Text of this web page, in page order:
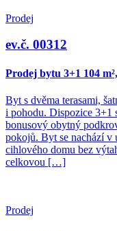
Prodej
ev.č. 00312
Prodej bytu 3+1 104
Byt s dvěma terasami,
i pohodu. Dispozice 3+1
bonusový obytný
pokojů. Byt se nachází
cihlového domu bez
celkovou […]
Prodej